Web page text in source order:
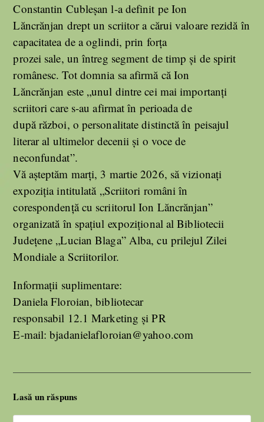
Constantin Cubleșan l-a definit pe Ion
Lăncrănjan drept un scriitor a cărui valoare rezidă în
capacitatea de a oglindi, prin forța
prozei sale, un întreg segment de timp și de spirit
românesc. Tot domnia sa afirmă că Ion
Lăncrănjan este „unul dintre cei mai importanţi
scriitori care s-au afirmat în perioada de
după război, o personalitate distinctă în peisajul
literar al ultimelor decenii și o voce de
neconfundat”.
Vă așteptăm marți, 3 martie 2026, să vizionați
expoziția intitulată „Scriitori români în
corespondență cu scriitorul Ion Lăncrănjan”
organizată în spațiul expozițional al Bibliotecii
Județene „Lucian Blaga” Alba, cu prilejul Zilei
Mondiale a Scriitorilor.
Informații suplimentare:
Daniela Floroian, bibliotecar
responsabil 12.1 Marketing și PR
E-mail: bjadanielafloroian@yahoo.com
Lasă un răspuns